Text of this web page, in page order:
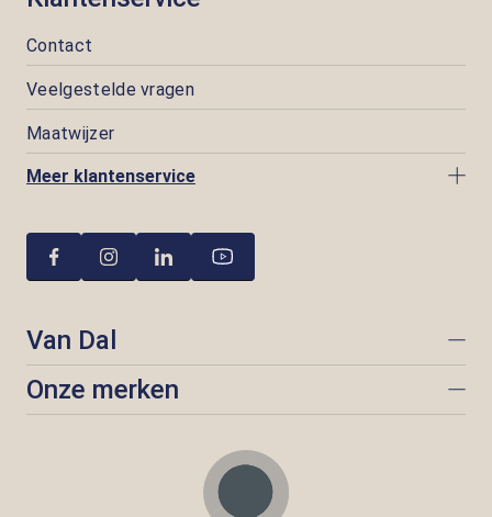
Contact
Veelgestelde vragen
Maatwijzer
Meer klantenservice
Van Dal
Onze merken